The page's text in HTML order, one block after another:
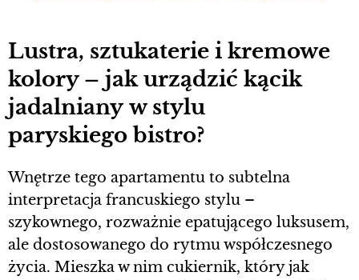
Lustra, sztukaterie i kremowe
kolory – jak urządzić kącik
jadalniany w stylu
paryskiego bistro?
Wnętrze tego apartamentu to subtelna
interpretacja francuskiego stylu –
szykownego, rozważnie epatującego luksusem,
ale dostosowanego do rytmu współczesnego
życia. Mieszka w nim cukiernik, który jak